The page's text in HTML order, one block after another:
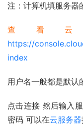
注：计算机填服务器
查看
https://
index
用户名一般都是默
点击连接 然后输入
密码 可以在云服务器